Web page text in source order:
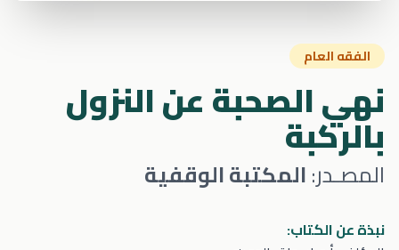
الفقه العام
نهي الصحبة عن النزول
بالركبة
المصـدر:المكتبة الوقفية
نبذة عن الكتاب: